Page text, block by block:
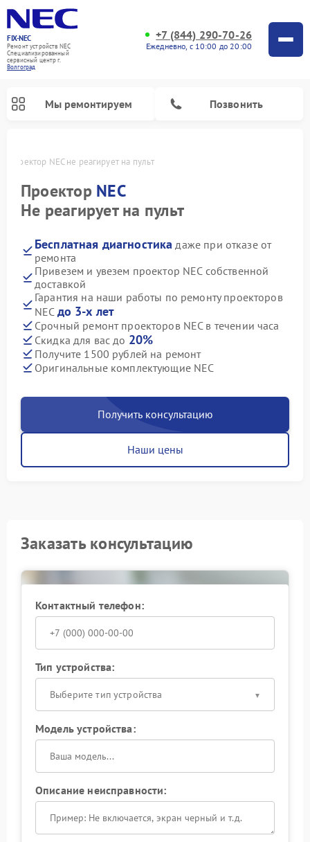
FIX-NEC
Ремонт устройств NEC
Специализированный
cервисный центр г.
Волгоград
+7 (844) 290-70-26
Ежедневно, с 10:00 до 20:00
Мы ремонтируем Позвонить
Проектор NEC не реагирует на пульт
Проектор NEC
Не реагирует на пульт
Бесплатная диагностика даже при отказе от
ремонта
Привезем и увезем проектор NEC собственной
доставкой
Гарантия на наши работы по ремонту проекторов
NEC до 3-х лет
Срочный ремонт проекторов NEC в течении часа
Скидка для вас до 20%
Получите 1500 рублей на ремонт
Оригинальные комплектующие NEC
Получить консультацию
Наши цены
Заказать консультацию
Контактный телефон:
Тип устройства:
Выберите тип устройства
Модель устройства:
Описание неисправности: